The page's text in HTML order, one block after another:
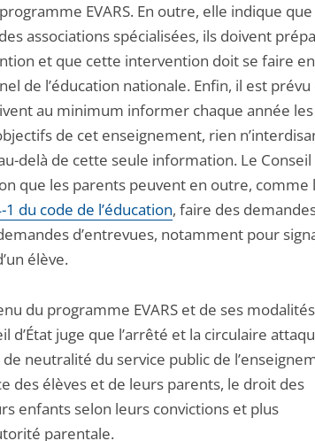
EVARS. En outre, elle indique que
associations spécialisées, ils doivent
et que cette intervention doit se faire en
de l’éducation nationale. Enfin, il est prévu
au minimum informer chaque année les
de cet enseignement, rien
delà de cette seule information. Le Conseil
que les parents peuvent en outre, comme
1 du code de l’éducation, faire des
d’entrevues, notamment pour
élève.
du programme EVARS et de ses
d’État juge que l’arrêté et la circulaire
neutralité du service public de
des élèves et de leurs parents, le droit des
enfants selon leurs convictions et plus
parentale.